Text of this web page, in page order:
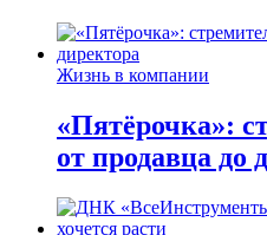
Жизнь в компании
«Пятёрочка»:
от продавца до